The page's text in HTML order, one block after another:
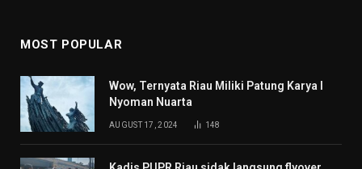
MOST POPULAR
Wow, Ternyata Riau Miliki Patung Karya I
Nyoman Nuarta
AUGUST 17, 2024 148